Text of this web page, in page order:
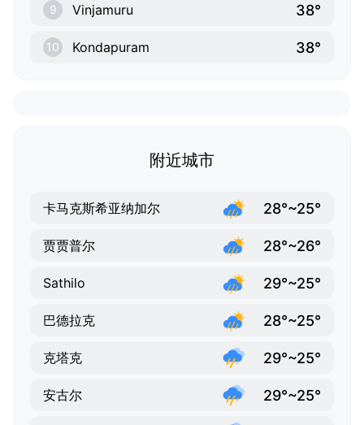
9 Vinjamuru 38°
10 Kondapuram 38°
附近城市
卡马克斯希亚纳加尔 28°~25°
贾贾普尔 28°~26°
Sathilo 29°~25°
巴德拉克 28°~25°
克塔克 29°~25°
安古尔 29°~25°